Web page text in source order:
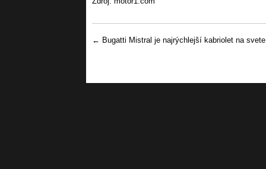
Post navigation
← Bugatti Mistral je najrýchlejší kabriolet na svete